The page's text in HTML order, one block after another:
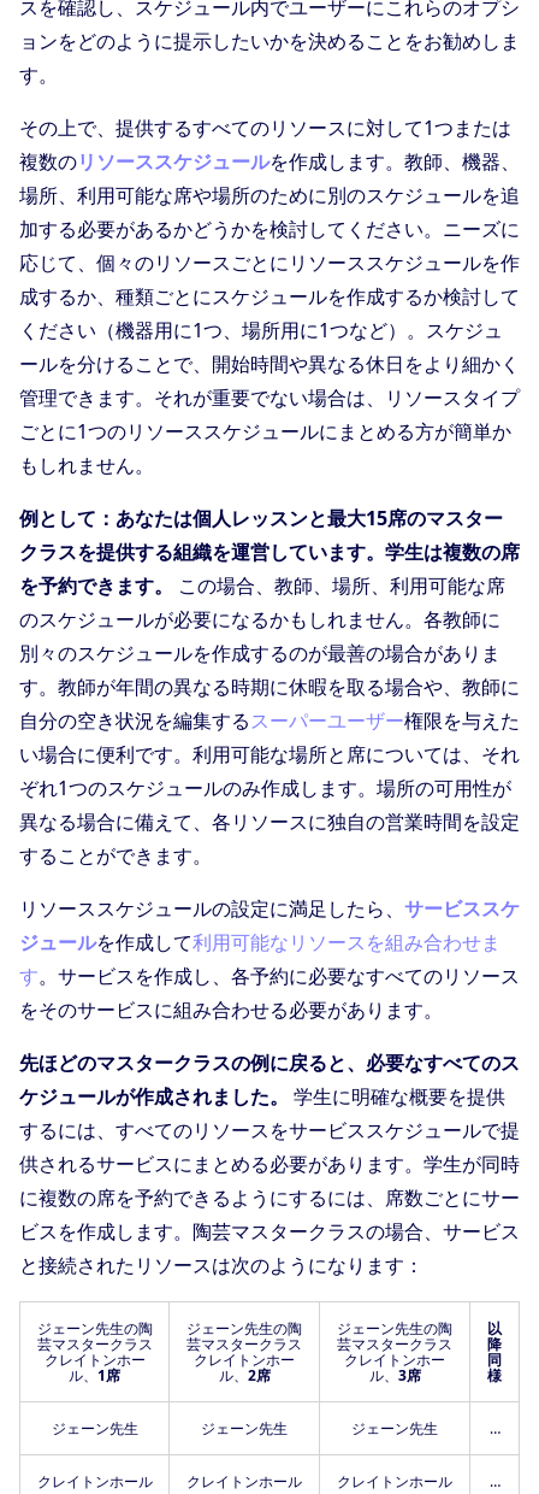
スを確認し、スケジュール内でユーザーにこれらのオプシ
ョンをどのように提示したいかを決めることをお勧めしま
す。
その上で、提供するすべてのリソースに対して1つまたは
複数のリソーススケジュールを作成します。教師、機器、
場所、利用可能な席や場所のために別のスケジュールを追
加する必要があるかどうかを検討してください。ニーズに
応じて、個々のリソースごとにリソーススケジュールを作
成するか、種類ごとにスケジュールを作成するか検討して
ください（機器用に1つ、場所用に1つなど）。スケジュ
ールを分けることで、開始時間や異なる休日をより細かく
管理できます。それが重要でない場合は、リソースタイプ
ごとに1つのリソーススケジュールにまとめる方が簡単か
もしれません。
例として：あなたは個人レッスンと最大15席のマスター
クラスを提供する組織を運営しています。学生は複数の席
を予約できます。
この場合、教師、場所、利用可能な席
のスケジュールが必要になるかもしれません。各教師に
別々のスケジュールを作成するのが最善の場合がありま
す。教師が年間の異なる時期に休暇を取る場合や、教師に
自分の空き状況を編集するスーパーユーザー権限を与えた
い場合に便利です。利用可能な場所と席については、それ
ぞれ1つのスケジュールのみ作成します。場所の可用性が
異なる場合に備えて、各リソースに独自の営業時間を設定
することができます。
リソーススケジュールの設定に満足したら、 サービススケ
ジュールを作成して利用可能なリソースを組み合わせま
す。サービスを作成し、各予約に必要なすべてのリソース
をそのサービスに組み合わせる必要があります。
先ほどのマスタークラスの例に戻ると、必要なすべてのス
ケジュールが作成されました。
学生に明確な概要を提供
するには、すべてのリソースをサービススケジュールで提
供されるサービスにまとめる必要があります。学生が同時
に複数の席を予約できるようにするには、席数ごとにサー
ビスを作成します。陶芸マスタークラスの場合、サービス
と接続されたリソースは次のようになります：
ジェーン先生の陶
芸マスタークラス
クレイトンホー
ル、 1席
ジェーン先生の陶
芸マスタークラス
クレイトンホー
ル、 2席
ジェーン先生の陶
芸マスタークラス
クレイトンホー
ル、 3席
以
降
同
様
ジェーン先生 ジェーン先生 ジェーン先生 …
クレイトンホール クレイトンホール クレイトンホール …